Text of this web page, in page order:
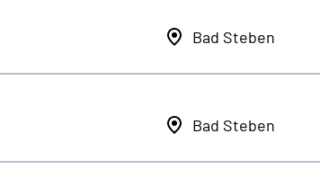
Bad Steben
Bad Steben